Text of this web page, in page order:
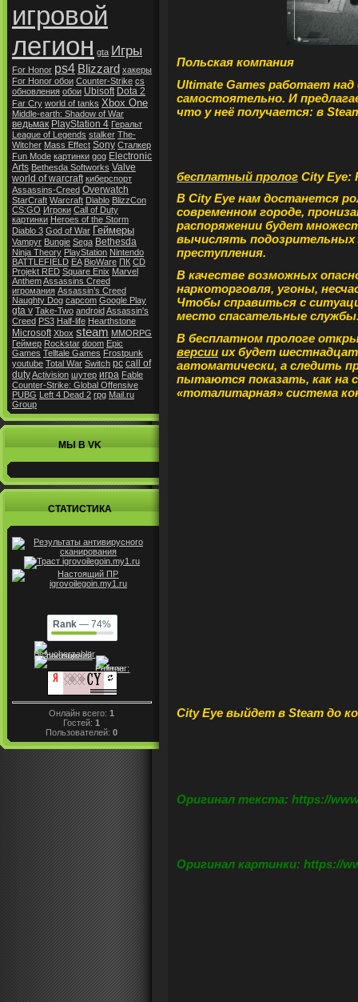
игровой
легион gta Игры
For Honor ps4 Blizzard хакеры
For Honor обои Counter-Strike cs
обновления обои Ubisoft Dota 2
Far Cry world of tanks Xbox One
Middle-earth: Shadow of War
ведьмак PlayStation 4 Геральт
League of Legends stalker The-
Witcher Mass Effect Sony Сталкер
Fun Mode картинки gog Electronic
Arts Bethesda Softworks Valve
world of warcraft киберспорт
Assassins-Creed Overwatch
StarCraft Warcraft Diablo BlizzCon
CS:GO Игроки Call of Duty
картинки Heroes of the Storm
Diablo 3 God of War Геймеры
Vampyr Bungie Sega Bethesda
Ninja Theory PlayStation Nintendo
BATTLEFIELD EA BioWare ПК CD
Projekt RED Square Enix Marvel
AnthemAssassins Creed
игромания Assassin’s Creed
Naughty Dog capcom Google Play
gta v Take-Two androidAssassin's
Creed PS3 Half-life Hearthstone
Microsoft Xbox steam MMORPG
Геймер Rockstar doom Epic
Games Telltale Games Frostpunk
youtube Total War Switch pc call of
dutyActivision шутер игра Fable
Counter-Strike: Global Offensive
PUBG Left 4 Dead 2 rpg Mail.ru
Group
МЫ В VK
СТАТИСТИКА
Rank — 74%
Онлайн всего:1
Гостей:1
Пользователей:0
Польская компания
Ultimate Games работает
самостоятельно. И
что у неё получается: в
бесплатный пролог City Eye:
В City Eye нам достанется
современном городе,
распоряжении будет
вычислять
преступления.
В качестве возможных
наркоторговля, угоны,
Чтобы справиться с
место спасательные
В бесплатном прологе
версии их будет
автоматически, а следить
пытаются показать, как на
«тоталитарная» система
City Eye выйдет в Steam до
Оригинал текста: https://
Оригинал картинки: https://